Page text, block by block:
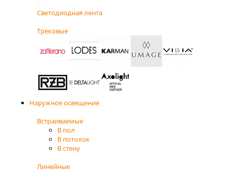
Светодиодная лента
Трековые
Наружное освещение
Встраиваемые
В пол
В потолок
В стену
Линейные